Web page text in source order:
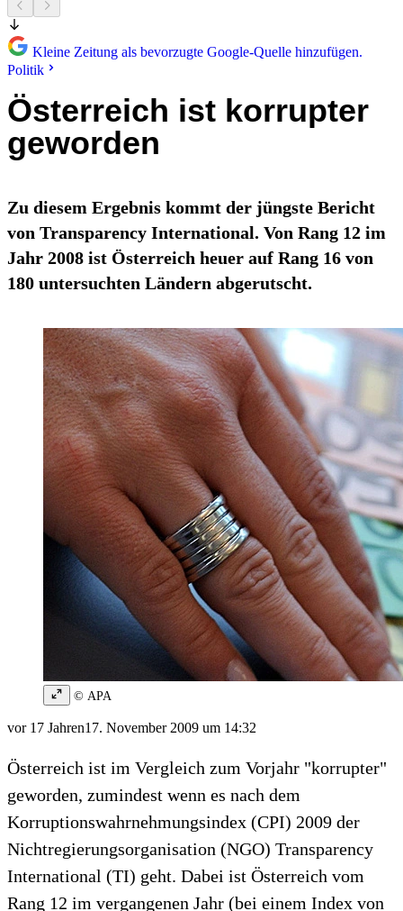
Kleine Zeitung als bevorzugte Google-Quelle hinzufügen.
Politik
Österreich ist korrupter
geworden
Zu diesem Ergebnis kommt der jüngste Bericht
von Transparency International. Von Rang 12 im
Jahr 2008 ist Österreich heuer auf Rang 16 von
180 untersuchten Ländern abgerutscht.
© APA
vor 17 Jahren17. November 2009 um 14:32
Österreich ist im Vergleich zum Vorjahr "korrupter"
geworden, zumindest wenn es nach dem
Korruptionswahrnehmungsindex (CPI) 2009 der
Nichtregierungsorganisation (NGO) Transparency
International (TI) geht. Dabei ist Österreich vom
Rang 12 im vergangenen Jahr (bei einem Index von